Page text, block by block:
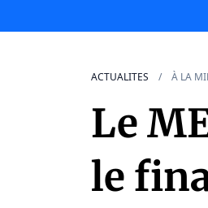
ACTUALITES À LA
Le
le